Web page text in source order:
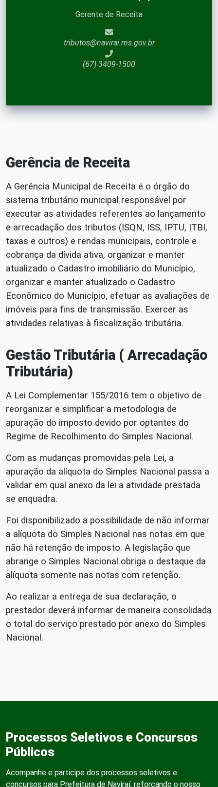
Gerente de Receita
tributos@navirai.ms.gov.br
(67) 3409-1500
Gerência de Receita
A Gerência Municipal de Receita é o órgão do
sistema tributário municipal responsável por
executar as atividades referentes ao lançamento
e arrecadação dos tributos (ISQN, ISS, IPTU, ITBI,
taxas e outros) e rendas municipais, controle e
cobrança da dívida ativa, organizar e manter
atualizado o Cadastro imobiliário do Município,
organizar e manter atualizado o Cadastro
Econômico do Município, efetuar as avaliações de
imóveis para fins de transmissão. Exercer as
atividades relativas à fiscalização tributária.
Gestão Tributária ( Arrecadação
Tributária)
A Lei Complementar 155/2016 tem o objetivo de
reorganizar e simplificar a metodologia de
apuração do imposto devido por optantes do
Regime de Recolhimento do Simples Nacional.
Com as mudanças promovidas pela Lei, a
apuração da alíquota do Simples Nacional passa a
validar em qual anexo da lei a atividade prestada
se enquadra.
Foi disponibilizado a possibilidade de não informar
a alíquota do Simples Nacional nas notas em que
não há retenção de imposto. A legislação que
abrange o Simples Nacional obriga o destaque da
alíquota somente nas notas com retenção.
Ao realizar a entrega de sua declaração, o
prestador deverá informar de maneira consolidada
o total do serviço prestado por anexo do Simples
Nacional.
Processos Seletivos e Concursos
Públicos
Acompanhe e participe dos processos seletivos e
concursos para Prefeitura de Naviraí, reforçando o nosso